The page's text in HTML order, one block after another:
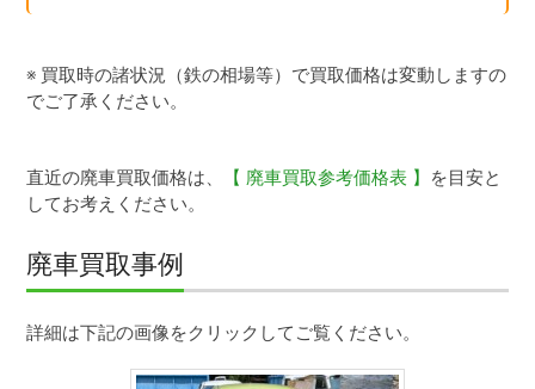
※ 買取時の諸状況（鉄の相場等）で買取価格は変動しますの
でご了承ください。
直近の廃車買取価格は、 【 廃車買取参考価格表 】 を目安と
してお考えください。
廃車買取事例
詳細は下記の画像をクリックしてご覧ください。